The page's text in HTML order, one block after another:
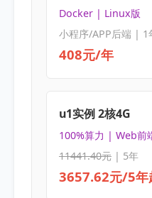
Docker | Linux版
小程序/APP后端 | 1
408元/年
u1实例 2核4G
100%算力 | Web前
11441.40元| 5年
3657.62元/5年